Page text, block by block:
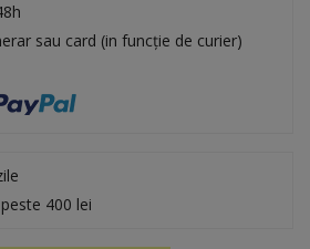
sau card (in funcție de curier)
400 lei